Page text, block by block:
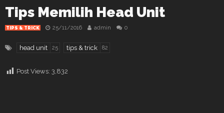
Tips Memilih Head Unit
TIPS & TRICK 25/11/2016 admin 0
head unit 25 tips & trick 82
Post Views: 3,832